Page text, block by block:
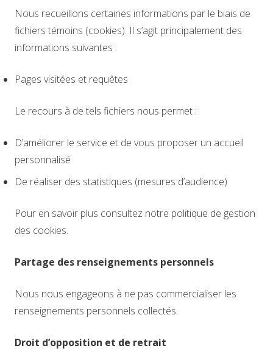
Nous recueillons certaines informations par le biais de
fichiers témoins (cookies). Il s’agit principalement des
informations suivantes :
Pages visitées et requêtes
Le recours à de tels fichiers nous permet :
D’améliorer le service et de vous proposer un accueil
personnalisé
De réaliser des statistiques (mesures d’audience)
Pour en savoir plus consultez notre politique de gestion
des cookies.
Partage des renseignements personnels
Nous nous engageons à ne pas commercialiser les
renseignements personnels collectés.
Droit d’opposition et de retrait